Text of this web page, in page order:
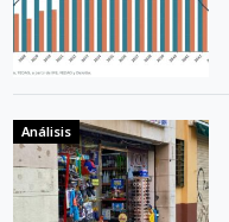
Análisis